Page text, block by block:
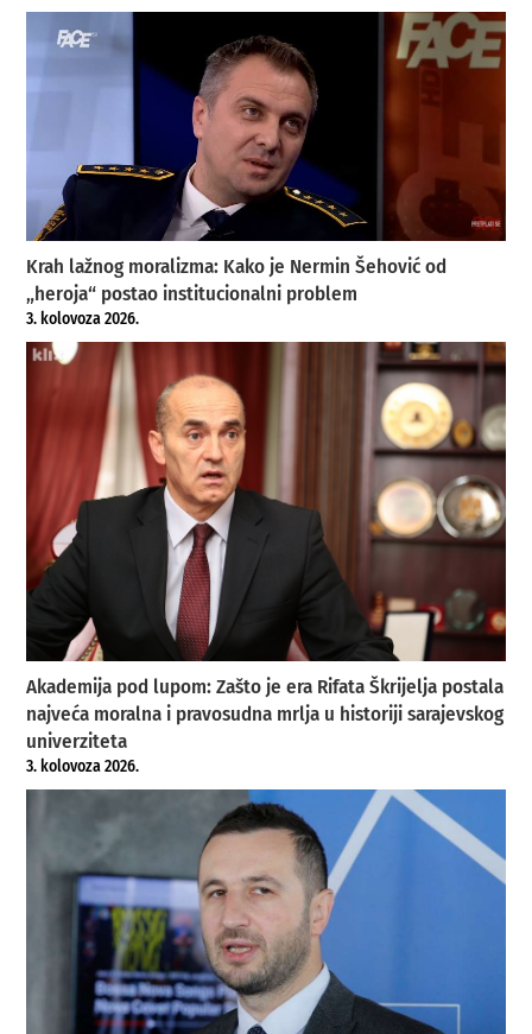
Krah lažnog moralizma: Kako je Nermin Šehović od
„heroja“ postao institucionalni problem
3. kolovoza 2026.
Akademija pod lupom: Zašto je era Rifata Škrijelja postala
najveća moralna i pravosudna mrlja u historiji sarajevskog
univerziteta
3. kolovoza 2026.